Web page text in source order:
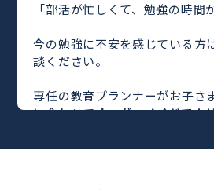
「部活が忙しくて、勉強の時間
今の勉強に不安を感じている方
談ください。
専任の教育プランナーがお子さ
に合わせてオーダーメイドでカ
完全マンツーマンで自分に合っ